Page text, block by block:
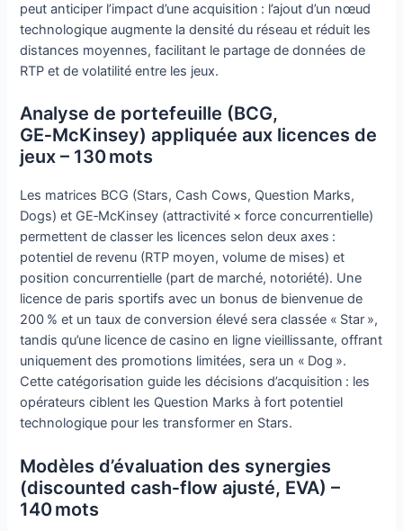
peut anticiper l’impact d’une acquisition : l’ajout d’un nœud
technologique augmente la densité du réseau et réduit les
distances moyennes, facilitant le partage de données de
RTP et de volatilité entre les jeux.
Analyse de portefeuille (BCG,
GE‑McKinsey) appliquée aux licences de
jeux – 130 mots
Les matrices BCG (Stars, Cash Cows, Question Marks,
Dogs) et GE‑McKinsey (attractivité × force concurrentielle)
permettent de classer les licences selon deux axes :
potentiel de revenu (RTP moyen, volume de mises) et
position concurrentielle (part de marché, notoriété). Une
licence de paris sportifs avec un bonus de bienvenue de
200 % et un taux de conversion élevé sera classée « Star »,
tandis qu’une licence de casino en ligne vieillissante, offrant
uniquement des promotions limitées, sera un « Dog ».
Cette catégorisation guide les décisions d’acquisition : les
opérateurs ciblent les Question Marks à fort potentiel
technologique pour les transformer en Stars.
Modèles d’évaluation des synergies
(discounted cash‑flow ajusté, EVA) –
140 mots